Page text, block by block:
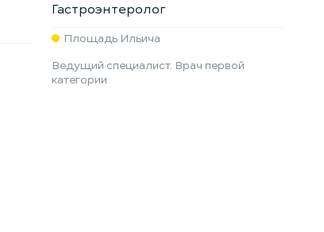
Гастроэнтеролог
Площадь Ильича
Ведущий специалист. Врач первой
категории